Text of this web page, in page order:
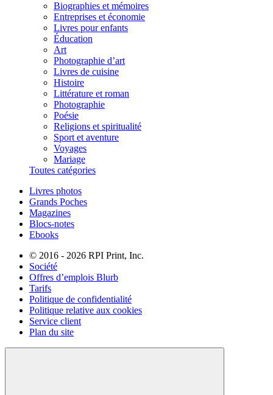
Biographies et mémoires
Entreprises et économie
Livres pour enfants
Éducation
Art
Photographie d’art
Livres de cuisine
Histoire
Littérature et roman
Photographie
Poésie
Religions et spiritualité
Sport et aventure
Voyages
Mariage
Toutes catégories
Livres photos
Grands Poches
Magazines
Blocs-notes
Ebooks
© 2016 - 2026 RPI Print, Inc.
Société
Offres d’emplois Blurb
Tarifs
Politique de confidentialité
Politique relative aux cookies
Service client
Plan du site